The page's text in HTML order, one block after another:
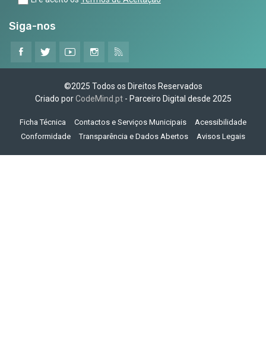
Siga-nos
©2025 Todos os Direitos Reservados
Criado porCodeMind.pt- Parceiro Digital desde 2025
Ficha Técnica Contactos e Serviços Municipais
Acessibilidade
Conformidade
Transparência e Dados Abertos Avisos Legais